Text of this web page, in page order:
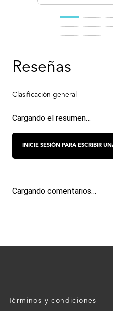
Cargando el resumen…
Cargando comentarios…
Términos y condiciones